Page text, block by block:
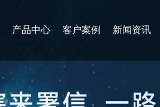
产品中心 客户案例 新闻资讯